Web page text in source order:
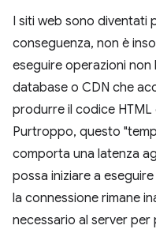
I siti web sono diventati
conseguenza, non è
eseguire operazioni non
database o CDN che
produrre il codice HTML
Purtroppo, questo
comporta una latenza
possa iniziare a
la connessione rimane
necessario al server